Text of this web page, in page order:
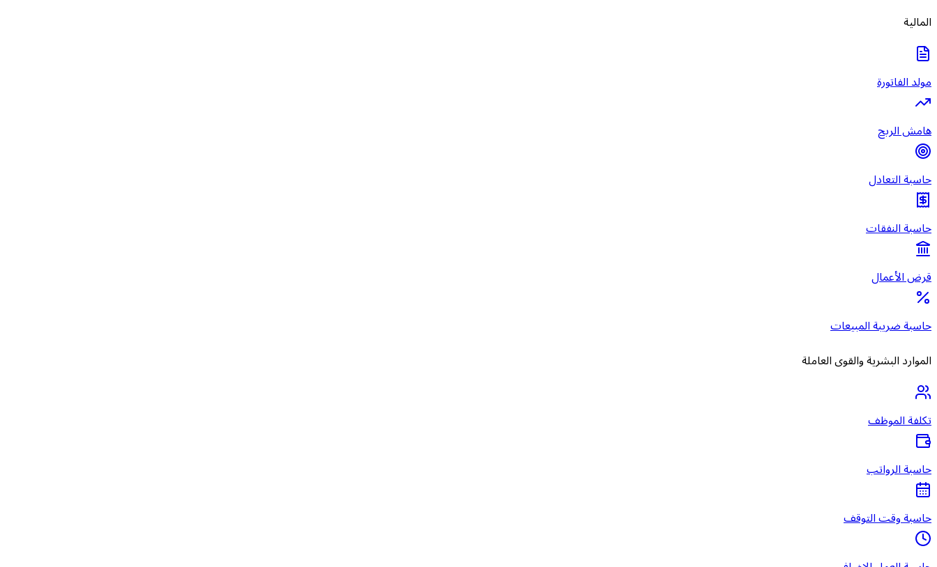
المالية
مولد الفاتورة
هامش الربح
حاسبة التعادل
حاسبة النفقات
قرض الأعمال
حاسبة ضريبة المبيعات
الموارد البشرية والقوى العاملة
تكلفة الموظف
حاسبة الرواتب
حاسبة وقت التوقف